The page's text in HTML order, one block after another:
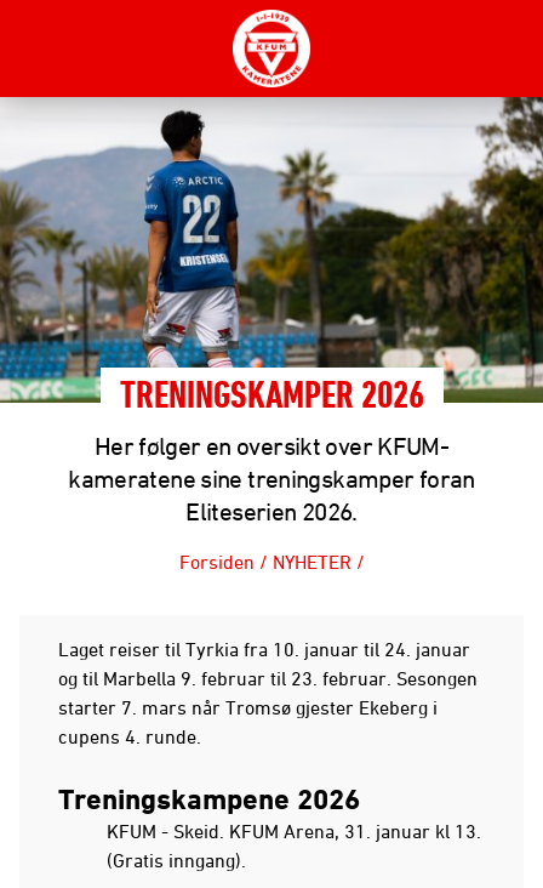
TRENINGSKAMPER 2026
Her følger en oversikt over KFUM-
kameratene sine treningskamper foran
Eliteserien 2026.
Forsiden / NYHETER /
Laget reiser til Tyrkia fra 10. januar til 24. januar
og til Marbella 9. februar til 23. februar. Sesongen
starter 7. mars når Tromsø gjester Ekeberg i
cupens 4. runde.
Treningskampene 2026
KFUM - Skeid. KFUM Arena, 31. januar kl 13.
(Gratis inngang).